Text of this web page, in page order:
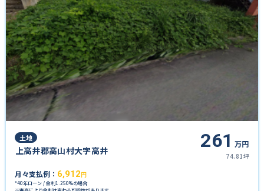
土地
上高井郡高山村大字高井 261 万円
74.81坪
月々支払例： 6,912 円
*40年ローン / 金利1.250%の場合